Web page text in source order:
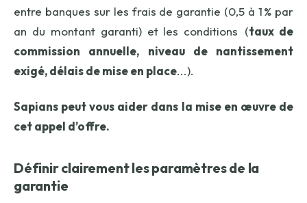
entre banques sur les frais de garantie (0,5 à 1 % par
an du montant garanti) et les conditions (taux de
commission annuelle, niveau de nantissement
exigé, délais de mise en place...).
Sapians peut vous aider dans la mise en œuvre de
cet appel d’offre.
Définir clairement les paramètres de la
garantie